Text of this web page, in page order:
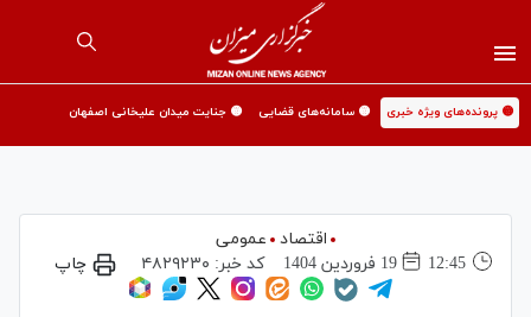
🟡 پرونده‌های ویژه خبری 🟡 سامانه‌های قضایی 🟡 جنایت میدان علیخانی اصفهان
اقتصاد
عمومی
12:45
19 فروردين 1404 کد خبر: ۴۸۲۹۲۳۰ چاپ